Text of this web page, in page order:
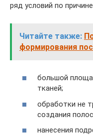
ряд условий по
Читайте также:
формирования
большой
тканей;
обработки не
создания
нанесения